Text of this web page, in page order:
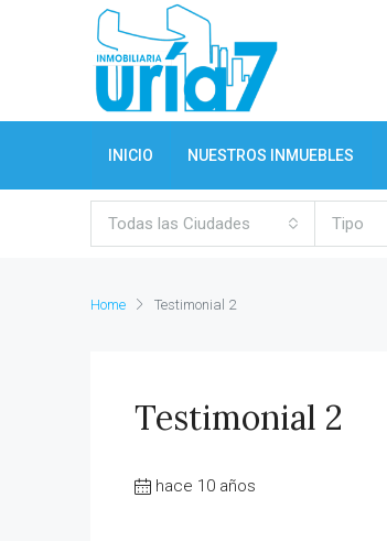
INICIO NUESTROS INMUEBLES
Todas las Ciudades Tipo
Home Testimonial 2
Testimonial 2
hace 10 años